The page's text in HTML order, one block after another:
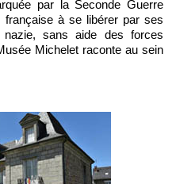
par la Seconde Guerre
française à se libérer par ses
nazie, sans aide des forces
Michelet raconte au sein